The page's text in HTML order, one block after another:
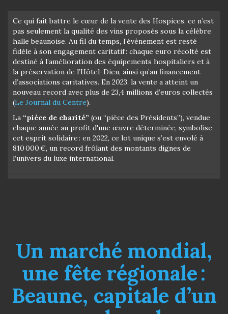
Ce qui fait battre le cœur de la vente des Hospices, ce n’est
pas seulement la qualité des vins proposés sous la célèbre
halle beaunoise. Au fil du temps, l’événement est resté
fidèle à son engagement caritatif : chaque euro récolté est
destiné à l’amélioration des équipements hospitaliers et à
la préservation de l’Hôtel-Dieu, ainsi qu’au financement
d’associations caritatives. En 2023, la vente a atteint un
nouveau record avec plus de 23,4 millions d’euros collectés
(Le Journal du Centre).
La “pièce de charité” (ou “pièce des Présidents”), vendue
chaque année au profit d'une œuvre déterminée, symbolise
cet esprit solidaire : en 2022, ce lot unique s’est envolé à
810 000 €, un record frôlant des montants dignes de
l’univers du luxe international.
Un marché mondial,
une fête régionale :
Beaune, capitale d’un